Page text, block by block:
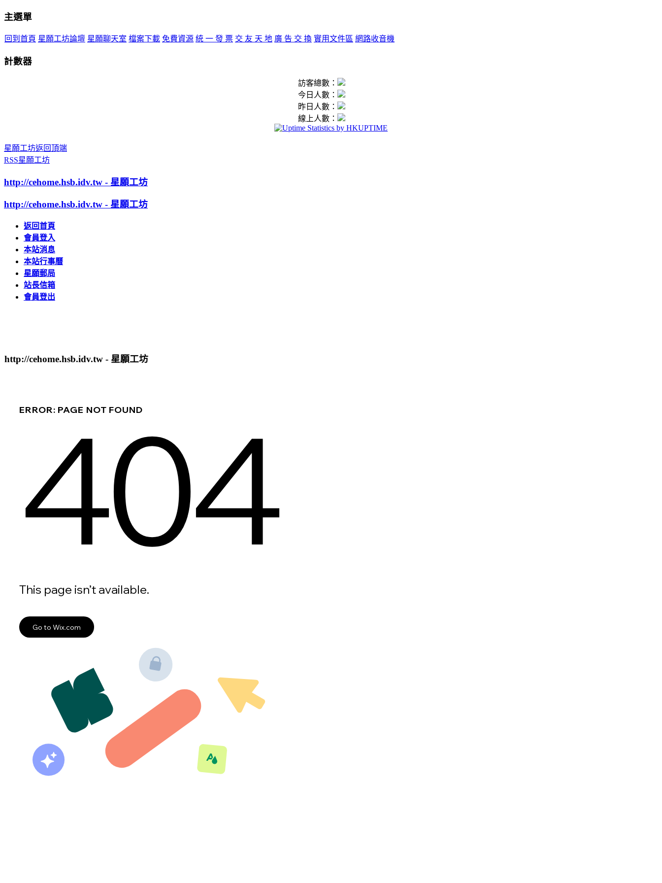
主選單
回到首頁 星願工坊論壇 星願聊天室 檔案下載 免費資源 統 一 發 票 交 友 天 地 廣 告 交 換 實用文件區 網路收音機
計數器
訪客總數：
今日人數：
昨日人數：
線上人數：
星願工坊返回頂端
RSS星願工坊
http://cehome.hsb.idv.tw - 星願工坊
http://cehome.hsb.idv.tw - 星願工坊
返回首頁
會員登入
本站消息
本站行事曆
星願郵局
站長信箱
會員登出
http://cehome.hsb.idv.tw - 星願工坊